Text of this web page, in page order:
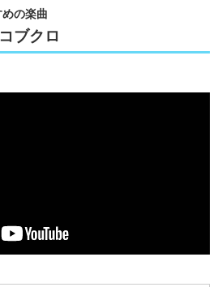
の楽曲
ブクロ